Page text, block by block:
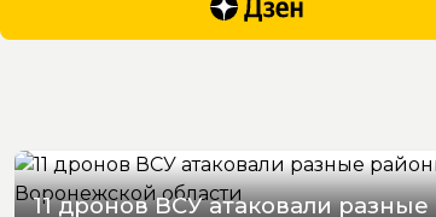
11 дронов ВСУ атаковали разные